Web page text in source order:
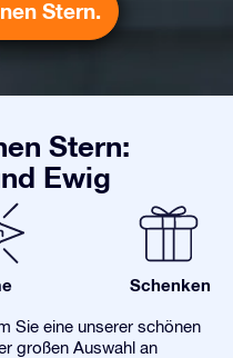
Stern.
Stern:
Ewig
Schenken
Sie eine unserer schönen
großen Auswahl an